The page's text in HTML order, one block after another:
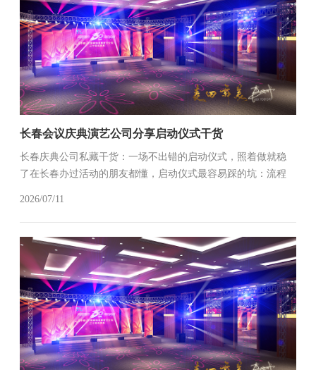
长春会议庆典演艺公司分享启动仪式干货
长春庆典公司私藏干货：一场不出错的启动仪式，照着做就稳
了在长春办过活动的朋友都懂，启动仪式最容易踩的坑：流程
多年的庆典团队，我们把上...
2026/07/11